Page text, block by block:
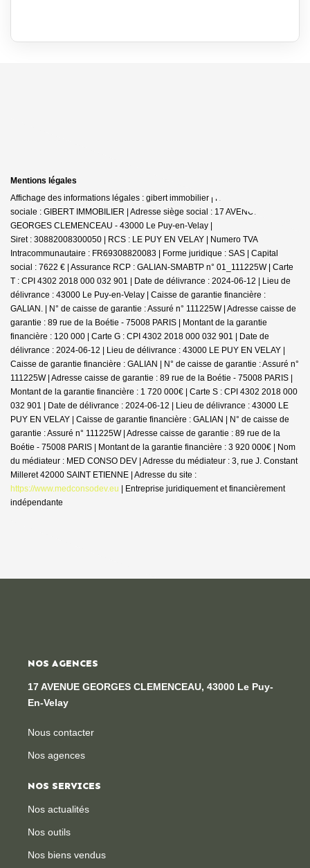
Mentions légales
Affichage des informations légales : gibert immobilier | Raison
sociale : GIBERT IMMOBILIER | Adresse siège social : 17 AVENUE
GEORGES CLEMENCEAU - 43000 Le Puy-en-Velay |
Siret : 30882008300050 | RCS : LE PUY EN VELAY | Numero TVA
Intracommunautaire : FR69308820083 | Forme juridique : SAS | Capital
social : 7622 € | Assurance RCP : GALIAN-SMABTP n° 01_111225W | Carte
T : CPI 4302 2018 000 032 901 | Date de délivrance : 2024-06-12 | Lieu de
délivrance : 43000 Le Puy-en-Velay | Caisse de garantie financière :
GALIAN. | N° de caisse de garantie : Assuré n° 111225W | Adresse caisse de
garantie : 89 rue de la Boétie - 75008 PARIS | Montant de la garantie
financière : 120 000 | Carte G : CPI 4302 2018 000 032 901 | Date de
délivrance : 2024-06-12 | Lieu de délivrance : 43000 LE PUY EN VELAY |
Caisse de garantie financière : GALIAN | N° de caisse de garantie : Assuré n°
111225W | Adresse caisse de garantie : 89 rue de la Boétie - 75008 PARIS |
Montant de la garantie financière : 1 720 000€ | Carte S : CPI 4302 2018 000
032 901 | Date de délivrance : 2024-06-12 | Lieu de délivrance : 43000 LE
PUY EN VELAY | Caisse de garantie financière : GALIAN | N° de caisse de
garantie : Assuré n° 111225W | Adresse caisse de garantie : 89 rue de la
Boétie - 75008 PARIS | Montant de la garantie financière : 3 920 000€ | Nom
du médiateur : MED CONSO DEV | Adresse du médiateur : 3, rue J. Constant
Milleret 42000 SAINT ETIENNE | Adresse du site :
https://www.medconsodev.eu | Entreprise juridiquement et financièrement
indépendante
NOS AGENCES
17 AVENUE GEORGES CLEMENCEAU, 43000 Le Puy-
En-Velay
Nous contacter
Nos agences
NOS SERVICES
Nos actualités
Nos outils
Nos biens vendus